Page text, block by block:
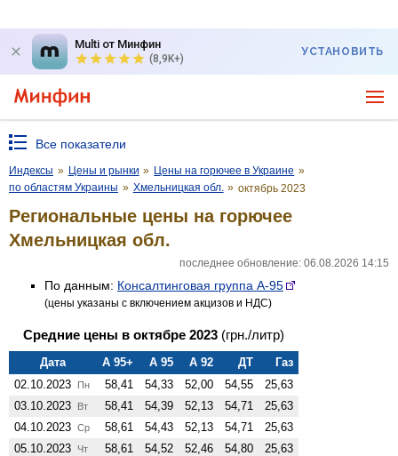
Multi от Минфин
(8,9K+)
УСТАНОВИТЬ
Все показатели
Индексы » Цены и рынки » Цены на горючее в Украине »
по областям Украины » Хмельницкая обл. » октябрь 2023
Региональные цены на горючее
Хмельницкая обл.
последнее обновление: 06.08.2026 14:15
По данным: Консалтинговая группа А-95
(цены указаны с включением акцизов и НДС)
Средние цены в октябре 2023 (грн./литр)
Дата А 95+ А 95 А 92 ДТ
Газ
02.10.2023
Пн 58,41 54,33 52,00 54,55
25,63
03.10.2023
Вт 58,41 54,39 52,13 54,71
25,63
04.10.2023 Ср 58,61 54,43 52,13 54,71
25,63
05.10.2023
Чт 58,61 54,52 52,46 54,80
25,63